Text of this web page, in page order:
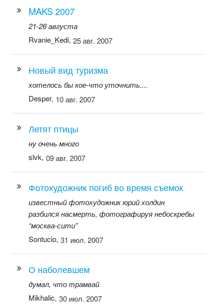
MAKS 2007
21-26 августа
Rvanie_Kedi, 25 авг. 2007
Новый вид туризма
хотелось бы кое-что уточнить....
Desper, 10 авг. 2007
Летят птицы
ну очень много
slvk, 09 авг. 2007
Фотохудожник погиб во время съемок
известный фотохудожник юрий холдин
разбился насмерть, фотографируя небоскребы
“москва-сити”
Sontucio, 31 июл. 2007
О наболевшем
думал, что трамвай
Mikhalic, 30 июл. 2007